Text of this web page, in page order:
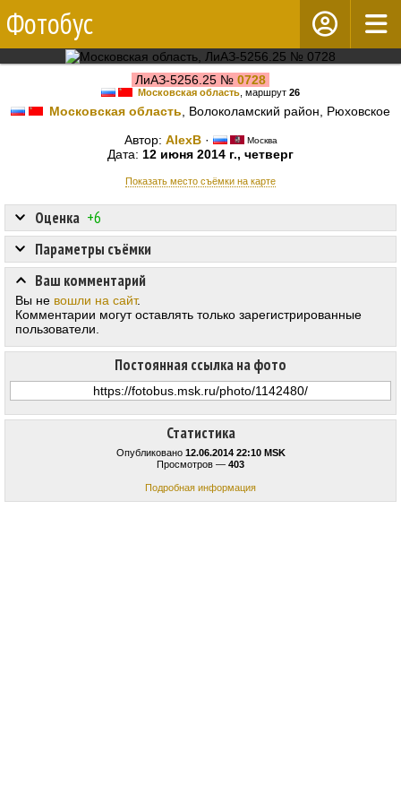
Фотобус
ЛиАЗ-5256.25 № 0728
Московская область , маршрут 26
Московская область , Волоколамский район, Рюховское
Автор: AlexB· Москва
Дата: 12 июня 2014 г., четверг
Показать место съёмки на карте
Статистика
Опубликовано 12.06.2014 22:10 MSK
Просмотров — 403
Подробная информация
Оценка +6
Постоянная ссылка на фото
Параметры съёмки
Ваш комментарий
Вы не вошли на сайт.
Комментарии могут оставлять только зарегистрированные
пользователи.